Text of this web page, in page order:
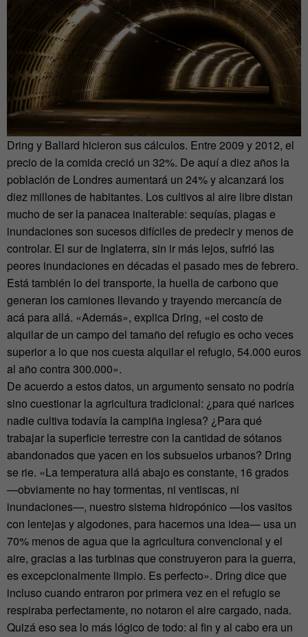
Dring y Ballard hicieron sus cálculos. Entre 2009 y 2012, el
precio de la comida creció un 32%. De aquí a diez años la
población de Londres aumentará un 24% y alcanzará los
diez millones de habitantes. Los cultivos al aire libre distan
mucho de ser la panacea inalterable: sequías, plagas e
inundaciones son sucesos difíciles de predecir y menos de
controlar. El sur de Inglaterra, sin ir más lejos, sufrió las
peores inundaciones en décadas el pasado mes de febrero.
Está también lo del transporte, la huella de carbono que
generan los camiones llevando y trayendo mercancía de
acá para allá. «Además», explica Dring, «el costo de
alquilar de un campo del tamaño del refugio es ocho veces
superior a lo que nos cuesta alquilar el refugio, 54.000 euros
al año contra 300.000».
De acuerdo a estos datos, un argumento sensato no podría
sino cuestionar la agricultura tradicional: ¿para qué narices
nadie cultiva todavía la campiña inglesa? ¿Para qué
trabajar la superficie terrestre con la cantidad de sótanos
abandonados que yacen en los subsuelos urbanos? Dring
se rie. «La temperatura allá abajo es constante, 16 grados
—obviamente no hay tormentas, ni ventiscas, ni
inundaciones—, nuestro sistema hidropónico —los vasitos
con lentejas y algodones, para hacernos una idea— usa un
70% menos de agua que la agricultura convencional y el
aire, gracias a las turbinas que construyeron para la guerra,
es excepcionalmente limpio. Es perfecto». Dring dice que
incluso cuando entraron por primera vez en el refugio se
respiraba perfectamente, no notaron el aire cargado, nada.
Quizá eso sea lo más lógico de todo: al fin y al cabo era un